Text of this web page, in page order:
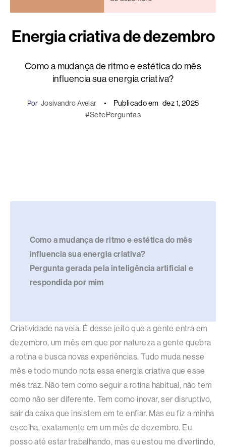
Energia criativa de dezembro
Como a mudança de ritmo e estética do mês
influencia sua energia criativa?
Por Josivandro Avelar Publicado em dez 1, 2025
#SetePerguntas
Como a mudança de ritmo e estética do mês
influencia sua energia criativa?
Pergunta gerada pela inteligência artificial e
respondida por mim
Criatividade na veia. É desse jeito que a gente entra em
dezembro, um mês em que por natureza a gente quebra
a rotina e busca novas experiências. Tudo muda nesse
mês e todo mundo nota essa energia criativa que esse
mês traz. Não tem como seguir a rotina habitual, não tem
como não ser diferente. Tem como inovar, ser disruptivo,
sair da caixa que insistem em te enfiar. Mas eu fiz a minha
escolha, exatamente em um mês de dezembro. Eu
posso até estar trabalhando, mas eu estou me divertindo,